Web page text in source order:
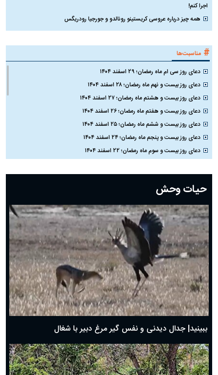
اجرا کنم!
همه چیز درباره عروسی کریستینو رونالدو و جورجیا رودریگس
# مناسبت‌ها
دعای روز سی ام ماه رمضان؛ ۲۹ اسفند ۱۴۰۴
دعای روز بیست و نهم ماه رمضان؛ ۲۸ اسفند ۱۴۰۴
دعای روز بیست و هشتم ماه رمضان؛ ۲۷ اسفند ۱۴۰۴
دعای روز بیست و هفتم ماه رمضان؛ ۲۶ اسفند ۱۴۰۴
دعای روز بیست و ششم ماه رمضان؛ ۲۵ اسفند ۱۴۰۴
دعای روز بیست و پنجم ماه رمضان؛ ۲۴ اسفند ۱۴۰۴
دعای روز بیست و سوم ماه رمضان؛ ۲۲ اسفند ۱۴۰۴
دعای روز بیستم ماه رمضان؛ ۱۹ اسفند ۱۴۰۴
دعای روز هشتم ماه مبارک رمضان؛ ۷ اسفند ماه ۱۴۰۴
دعای روز هفتم ماه رمضان؛ ۶ اسفند ۱۴۰۴
دعای روز ششم ماه رمضان؛ ۵ اسفند ۱۴۰۴
دعای روز پنجم ماه رمضان؛ ۴ اسفند ۱۴۰۴
دعای روز چهارم ماه مبارک رمضان؛ ۳ اسفند ۱۴۰۴
دعای روز سوم ماه مبارک رمضان؛ ۱۴ اسفند ۱۴۰۴
دعای روز دوم ماه مبارک رمضان ۱ اسفند ماه ۱۴۰۴
دعای روز اول ماه مبارک رمضان، ۳۰ بهمن ۱۴۰۴
حضرت زینب(س) چگونه از دنیا رفت؟
بهترین پیامک تبریک روز پدر ۱۴۰۴؛ جملات زیبا و صمیمانه
حیات وحش
ببینید| جدال دیدنی و نفس گیر مرغ دبیر با شغال